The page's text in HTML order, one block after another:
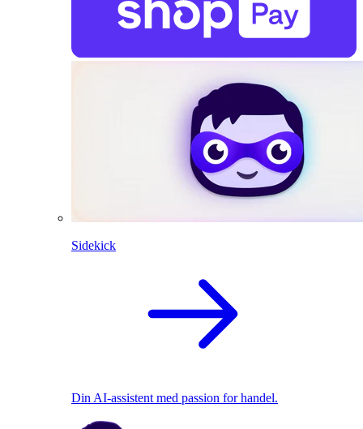
Sidekick
Din AI-assistent med passion for handel.